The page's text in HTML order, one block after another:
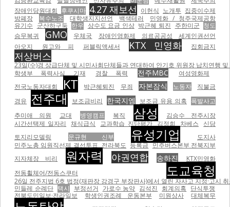
장애인당원대회 후쿠시마 4.27 재보선 이헌식 노개투 집중이수제
방폐장
복수노조 대학생지지선언 백색테러
민영화 / 청주국제공항
유기수 군산하구둑 한우 상수도 요금 인상 박근혜 퇴진 주한미군 청도
승무복귀
GMO 우체국 장애인영화제 의료공공성
세계인권선언
아오지
원고와 피 퍼블릭액세서 KTX 민영화 집회금지
저상버스
23일(수)경 상급단체 및 시민사회단체들과 연대하여 안기호 위원장 납치연행
학생부 폭력사실 기재
경찰 폭력 전주MBC
여성영화제
전국노동자대회
KT 박근혜퇴진 무죄 자본잠식 노동자
직불금
경유 전주대 보조금비리 한국지엠 보조금 유용 의혹 폭발사고
추미애 의원
교대 병영캠프 복직 삼성
김승수 전주시장
시간선택제 일자리
채식급식 교과학습 진단평가 김정희 차베스
신당
토지리모델링
문규현 신부 유성기업
도지사
민주노총 임원직선제 결선투표 전라북도 등록금 민주버스본부 전북지부
지자체장 비리
원자력 야권연합 송하진
KTX민영화
전동휠체어/전동스쿠터
도교육청
26일 전주지법 6호 법정(재판장 강경구 부장판사)에서 열린 자사고 지정·고시
민들레 순례단 택시 부정선거 가로수 농약 김석진 회계의혹 단식투쟁
전북도민일보·전라일보
학생인권조례 운동본부 미원상사 대체복무